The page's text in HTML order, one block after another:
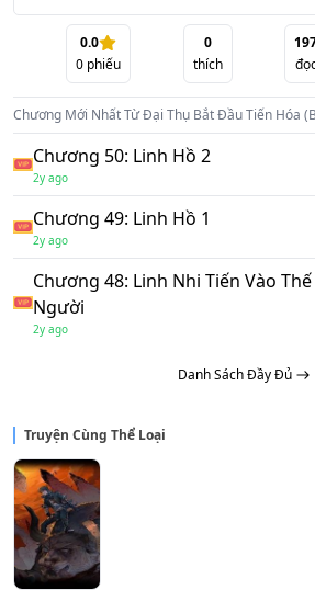
0.0
0phiếu
0
thích
Chương Mới NhấtTừ Đại Thụ Bắt Đầu Tiến Hóa
Chương 50: Linh Hồ 2
2y ago
Chương 49: Linh Hồ 1
2y ago
Chương 48: Linh Nhi Tiến Vào
Người
2y ago
Danh Sách Đầy Đủ
Truyện Cùng Thể Loại